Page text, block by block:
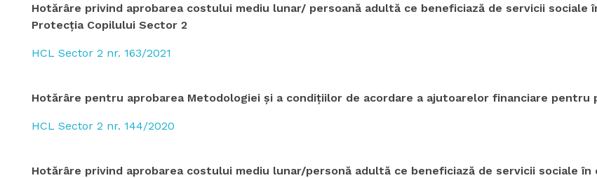
Hotărâre privind aprobarea costului mediu lunar/ persoană adultă ce beneficiază de servicii sociale
Protecția Copilului Sector 2
HCL Sector 2 nr. 163/2021
Hotărâre pentru aprobarea Metodologiei și a condițiilor de acordare a ajutoarelor financiare
HCL Sector 2 nr. 144/2020
Hotărâre privind aprobarea costului mediu lunar/personă adultă ce beneficiază de servicii sociale